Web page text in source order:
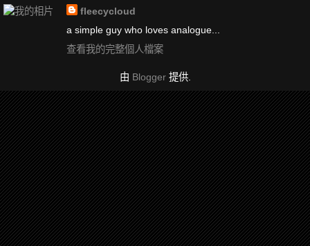
fleecycloud
a simple guy who loves analogue...
查看我的完整個人檔案
由 Blogger提供.